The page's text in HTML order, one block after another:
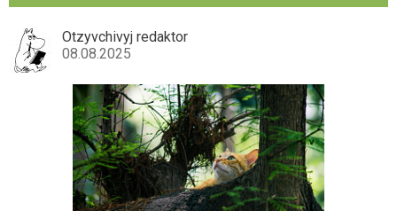
Otzyvchivyj redaktor
08.08.2025